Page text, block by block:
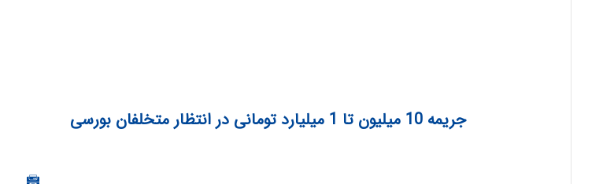
جریمه 10 میلیون تا 1 میلیارد تومانی در انتظار متخلفان بورسی